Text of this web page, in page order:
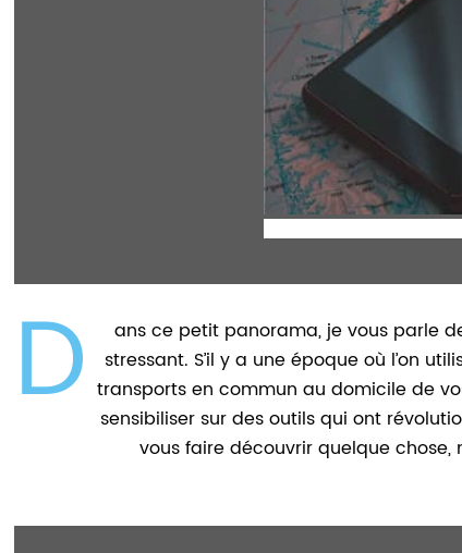
D
ans ce petit panorama, je vous parle
stressant. S’il y a une époque où l’on
transports en commun au domicile de
sensibiliser sur des outils qui ont
vous faire découvrir quelque